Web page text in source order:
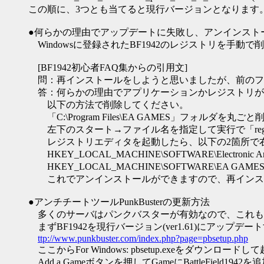
この順に、3つとも当てると現行バージョンとなりま
●何らかの理由でアップデートに失敗し、アンインス
Windowsに登録されたBF1942のレジストリを手動で
[BF1942初心者FAQ集からの引用文]
問：再インストールをしようと思いましたが、前の
答：何らかの理由でアプリケーションかレジストリ
以下の方法で削除してください。
「C:\Program Files\EA GAMES」フォルダを丸ごと
左下のスタート→ファイル名を指定して実行で「
レジストリエディタを起動したら、以下の2箇所で
HKEY_LOCAL_MACHINE\SOFTWARE\Electronic
HKEY_LOCAL_MACHINE\SOFTWARE\EA
これでアンインストールができますので、再インス
●アンチチートツールPunkBusterの更新方法
多くのサーバはパンクバスターが有効なので、これ
まずBF1942を現行バージョン(ver1.61)にアップデー
ttp://www.punkbuster.com/index.php?page=pbsetup.php
ここからFor Windows: pbsetup.exeをダウンロードして